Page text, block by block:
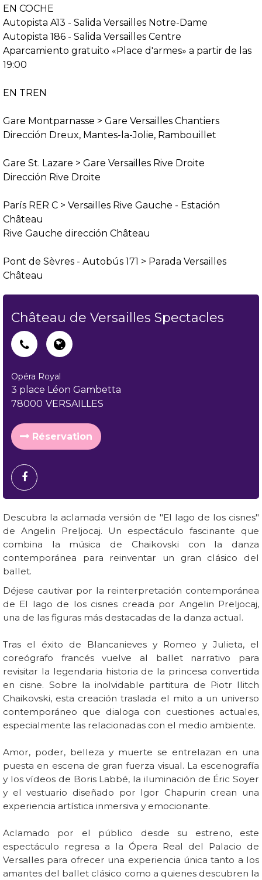
EN COCHE
Autopista A13 - Salida Versailles Notre-Dame
Autopista 186 - Salida Versailles Centre
Aparcamiento gratuito «Place d'armes» a partir de las
19:00
EN TREN
Gare Montparnasse > Gare Versailles Chantiers
Dirección Dreux, Mantes-la-Jolie, Rambouillet
Gare St. Lazare > Gare Versailles Rive Droite
Dirección Rive Droite
París RER C > Versailles Rive Gauche - Estación
Château
Rive Gauche dirección Château
Pont de Sèvres - Autobús 171 > Parada Versailles
Château
Château de Versailles Spectacles
Opéra Royal
3 place Léon Gambetta
78000 VERSAILLES
Réservation
Descubra la aclamada versión de "El lago de los cisnes"
de Angelin Preljocaj. Un espectáculo fascinante que
combina la música de Chaikovski con la danza
contemporánea para reinventar un gran clásico del
ballet.
Déjese cautivar por la reinterpretación contemporánea
de El lago de los cisnes creada por Angelin Preljocaj,
una de las figuras más destacadas de la danza actual.
Tras el éxito de Blancanieves y Romeo y Julieta, el
coreógrafo francés vuelve al ballet narrativo para
revisitar la legendaria historia de la princesa convertida
en cisne. Sobre la inolvidable partitura de Piotr Ilitch
Chaikovski, esta creación traslada el mito a un universo
contemporáneo que dialoga con cuestiones actuales,
especialmente las relacionadas con el medio ambiente.
Amor, poder, belleza y muerte se entrelazan en una
puesta en escena de gran fuerza visual. La escenografía
y los vídeos de Boris Labbé, la iluminación de Éric Soyer
y el vestuario diseñado por Igor Chapurin crean una
experiencia artística inmersiva y emocionante.
Aclamado por el público desde su estreno, este
espectáculo regresa a la Ópera Real del Palacio de
Versalles para ofrecer una experiencia única tanto a los
amantes del ballet clásico como a quienes descubren la